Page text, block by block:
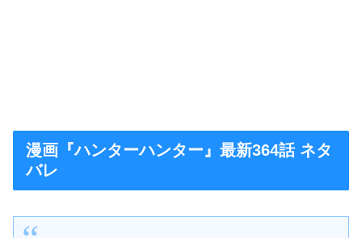
漫画『ハンターハンター』最新364話 ネタ
バレ